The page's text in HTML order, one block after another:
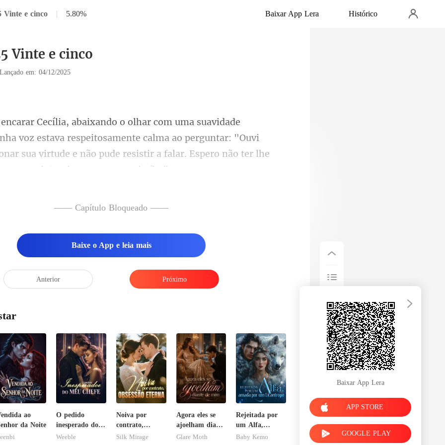
Vinte e cinco | 5.80% Baixar App Lera Histórico
Vinte e cinco
Lançado em: 04/12/2025
estava respeitosamente calma ao perguntar: "Ouvi
sua virtude e não pu
—— Capítulo Bloqueado ——
Baixe o App e leia mais
Anterior Próximo
ao
da Noite
O pedido
inesperado do
meu chefe
Weeble
Noiva por
contrato,
obsessão eterna
Silk Mirage
Agora eles se
ajoelham diante
de mim
Glare Moth
Rejeitada por
um Alfa,
amada por um
Baby Kemo
Baixar App Lera
APP STORE
GOOGLE PLAY